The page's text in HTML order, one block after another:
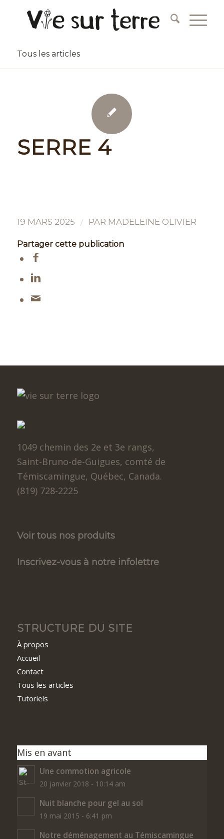
Tous les articles
SERRE 4
19 MARS 2025 / PAR MADELEINE OLIVIER
Partager cette publication
1049 chemin des 2e et 3e rangs,
Saint-Bruno-de-Guigues, comté de
Témiscamingue, Québec, Canada.
(819) 728-2225
Voir tous nos produits
Inscrivez-vous à notre infolettre
STRUCTURE DU SITE
À propos
Accueil
Contact
Tous les articles
Tutoriels
Mis en avant
Une commotion agricole
20 janvier 2018 - 10:14 am
Nuit blanche pour gel au sol
19 mai 2015 - 6:41 pm
Notre déménagement au Témiscamingue